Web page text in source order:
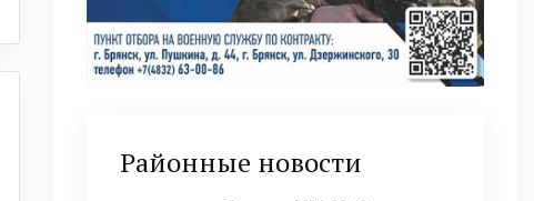
Районные новости